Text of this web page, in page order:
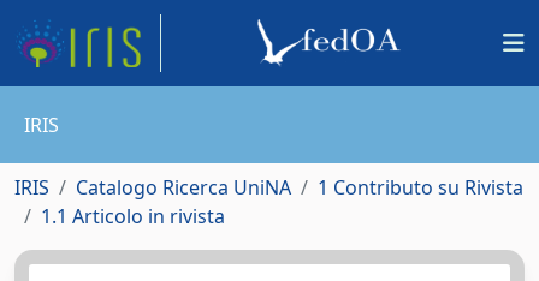
IRIS
IRIS Catalogo Ricerca UniNA
1 Contributo su Rivista
1.1 Articolo in rivista